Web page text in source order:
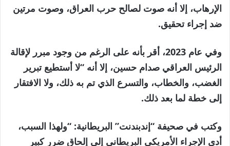
الإرهاب، إلا أنه صوت لصالح حرب العراق، وصوت مرتين
ضد إجراء تحقيق.
وفي عام 2023، أقر بأنه على الرغم من وجود مبرر لإقالة
الرئيس العراقي صدام حسين، إلا أنه “لا أستطيع تبرير
الغضب، والخطاب، والتسرع الذي تم به ذلك، ولا الافتقار
إلى خطة لما بعد ذلك.
وكتب في صحيفة “إندبندنت” البريطانية: “ولهذا السبب،
أدى الإجراء الأمريكي البريطاني إلى إلحاق ضرر كبير